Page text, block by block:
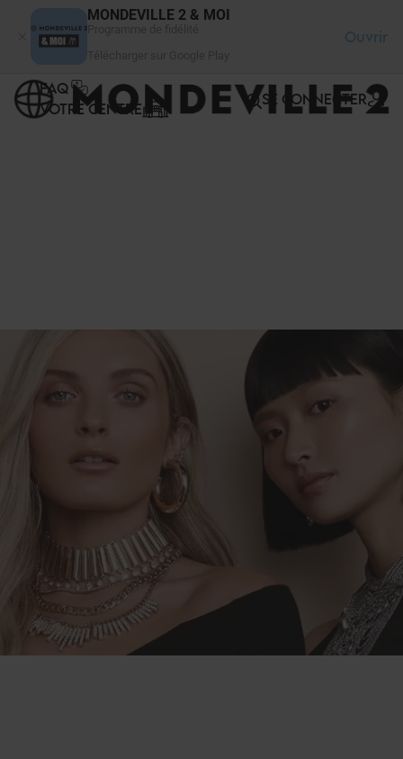
MONDEVILLE 2 & MOI
Ouvrir
FAQ
VOTRE CENTRE
SE CONNECTER
Panneau de gestion des cookies